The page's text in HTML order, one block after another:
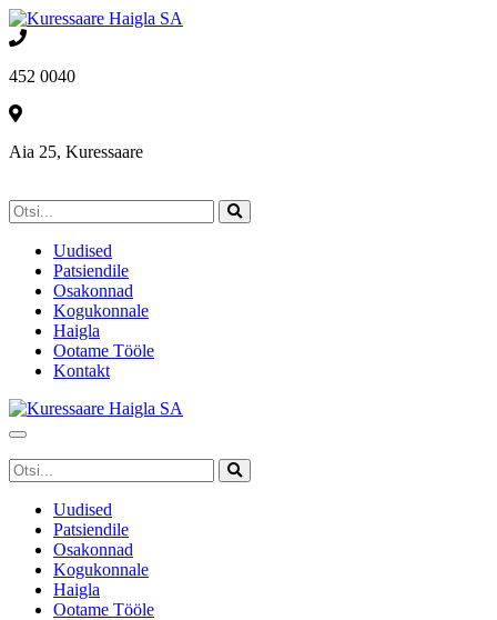
452 0040
Aia 25, Kuressaare
Uudised
Patsiendile
Osakonnad
Kogukonnale
Haigla
Ootame Tööle
Kontakt
Uudised
Patsiendile
Osakonnad
Kogukonnale
Haigla
Ootame Tööle